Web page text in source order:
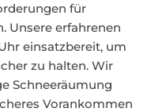
für
Unsere erfahrenen
einsatzbereit, um
zu halten. Wir
Schneeräumung
Vorankommen